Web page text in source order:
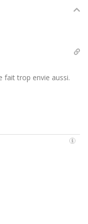
fait trop envie aussi.